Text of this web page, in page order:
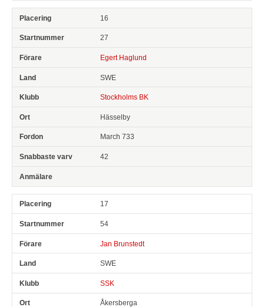
16
27
Egert Haglund
SWE
Stockholms BK
Hässelby
March 733
42
17
54
Jan Brunstedt
SWE
SSK
Åkersberga